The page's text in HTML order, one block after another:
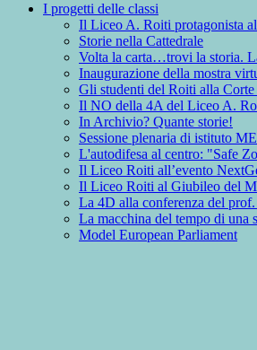
I progetti delle classi
Il Liceo A. Roiti protagonista
Storie nella Cattedrale
Volta la carta…trovi la storia.
Inaugurazione della mostra
Gli studenti del Roiti alla
Il NO della 4A del Liceo A.
In Archivio? Quante storie!
Sessione plenaria di istituto
L'autodifesa al centro: "Safe
Il Liceo Roiti all’evento
Il Liceo Roiti al Giubileo del
La 4D alla conferenza del
La macchina del tempo di una
Model European Parliament